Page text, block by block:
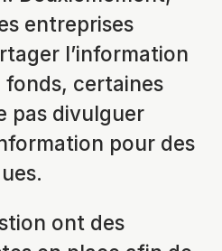
entreprises
l’information
fonds, certaines
pas divulguer
pour des
ont des